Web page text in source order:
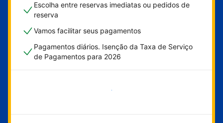
Escolha entre reservas imediatas ou pedidos de
reserva
Vamos facilitar seus pagamentos
Pagamentos diários. Isenção da Taxa de Serviço
de Pagamentos para 2026
Comece agora